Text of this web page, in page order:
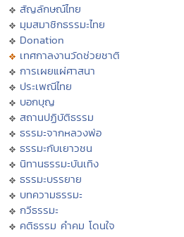
สัญลักษณ์ไทย
มุมสมาชิกธรรมะไทย
Donation
เทศกาลงานวัดช่วยชาติ
การเผยแผ่ศาสนา
ประเพณีไทย
บอกบุญ
สถานปฏิบัติธรรม
ธรรมะจากหลวงพ่อ
ธรรมะกับเยาวชน
นิทานธรรมะบันเทิง
ธรรมะบรรยาย
บทความธรรมะ
กวีธรรมะ
คติธรรม คำคม โดนใจ